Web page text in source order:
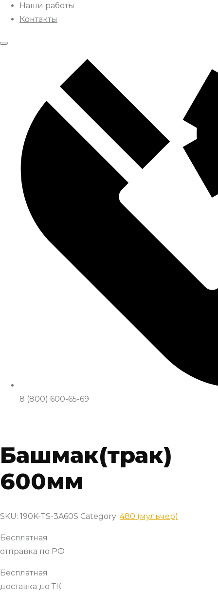
Наши работы
Контакты
8 (800) 600-65-69
Башмак(трак)
600мм
SKU: 190K-TS-3A60S Category: 480 (мульчер)
Бесплатная
отправка по РФ
Бесплатная
доставка до ТК